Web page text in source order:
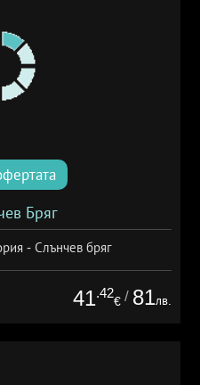
Бряг
- Слънчев бряг
41.42
€ / 81лв.